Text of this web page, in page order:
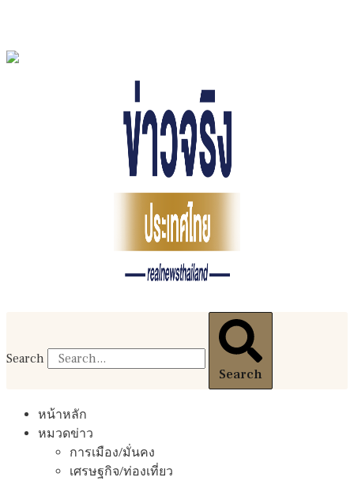
Search
Search
หน้าหลัก
หมวดข่าว
การเมือง/มั่นคง
เศรษฐกิจ/ท่องเที่ยว